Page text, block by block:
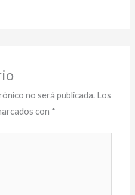
no será publicada. Los
con *